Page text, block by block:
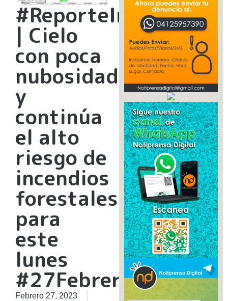
#ReporteInameh
| Cielo
con poca
nubosidad
y
continúa
el alto
riesgo de
incendios
forestales
para
este
lunes
#27Febrero
Febrero 27, 2023